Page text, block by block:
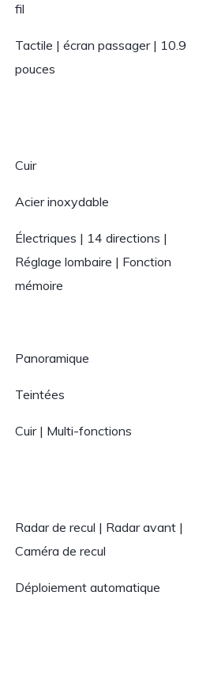
fil
Tactile | écran passager | 10.9
pouces
Cuir
Acier inoxydable
Électriques | 14 directions |
Réglage lombaire | Fonction
mémoire
Panoramique
Teintées
Cuir | Multi-fonctions
Radar de recul | Radar avant |
Caméra de recul
Déploiement automatique